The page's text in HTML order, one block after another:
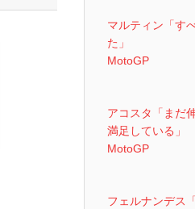
マルティン「す
た」
MotoGP
アコスタ「まだ
満足している」
MotoGP
フェルナンデス